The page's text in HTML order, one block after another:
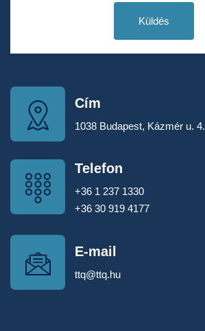
Küldés
Cím
1038 Budapest, Kázmér u. 4.
Telefon
+36 1 237 1330
+36 30 919 4177
E-mail
ttq@ttq.hu